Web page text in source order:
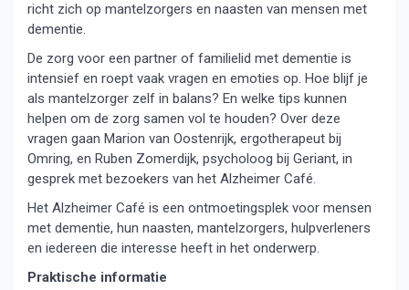
richt zich op mantelzorgers en naasten van mensen met
dementie.
De zorg voor een partner of familielid met dementie is
intensief en roept vaak vragen en emoties op. Hoe blijf je
als mantelzorger zelf in balans? En welke tips kunnen
helpen om de zorg samen vol te houden? Over deze
vragen gaan Marion van Oostenrijk, ergotherapeut bij
Omring, en Ruben Zomerdijk, psycholoog bij Geriant, in
gesprek met bezoekers van het Alzheimer Café.
Het Alzheimer Café is een ontmoetingsplek voor mensen
met dementie, hun naasten, mantelzorgers, hulpverleners
en iedereen die interesse heeft in het onderwerp.
Praktische informatie